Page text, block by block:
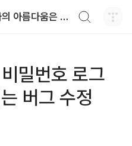
💗지금 이 순간, 나의 아름다움은 가장 빛난다!
밀번호 로그
버그 수정